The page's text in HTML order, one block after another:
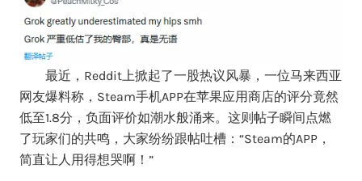
最近，Reddit上掀起了一股热议风暴，一位马来西亚
网友爆料称，Steam手机APP在苹果应用商店的评分竟然
低至1.8分，负面评价如潮水般涌来。这则帖子瞬间点燃
了玩家们的共鸣，大家纷纷跟帖吐槽：“Steam的APP，
简直让人用得想哭啊！”